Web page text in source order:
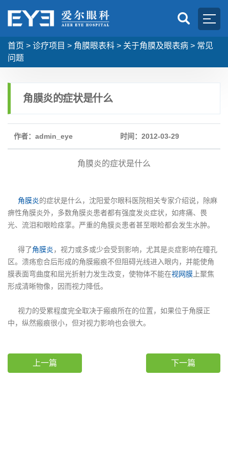
首页 > 诊疗项目 > 角膜眼表科 > 关于角膜及眼表病 > 常见
问题
角膜炎的症状是什么
作者：admin_eye 时间：2012-03-29
角膜炎的症状是什么
角膜炎的症状是什么，沈阳爱尔眼科医院相关专家介绍说，除麻
痹性角膜炎外，多数角膜炎患者都有强度发炎症状，如疼痛、畏
光、流泪和眼睑痉挛。严重的角膜炎患者甚至眼睑都会发生水肿。
得了角膜炎，视力或多或少会受到影响，尤其是炎症影响在瞳孔
区。溃疡愈合后形成的角膜瘢痕不但阻碍光线进入眼内，并能使角
膜表面弯曲度和屈光折射力发生改变，使物体不能在视网膜 上聚焦
形成清晰物像，因而视力降低。
视力的受累程度完全取决于瘢痕所在的位置，如果位于角膜正
中，纵然瘢痕很小，但对视力影响也会很大。
上一篇 下一篇